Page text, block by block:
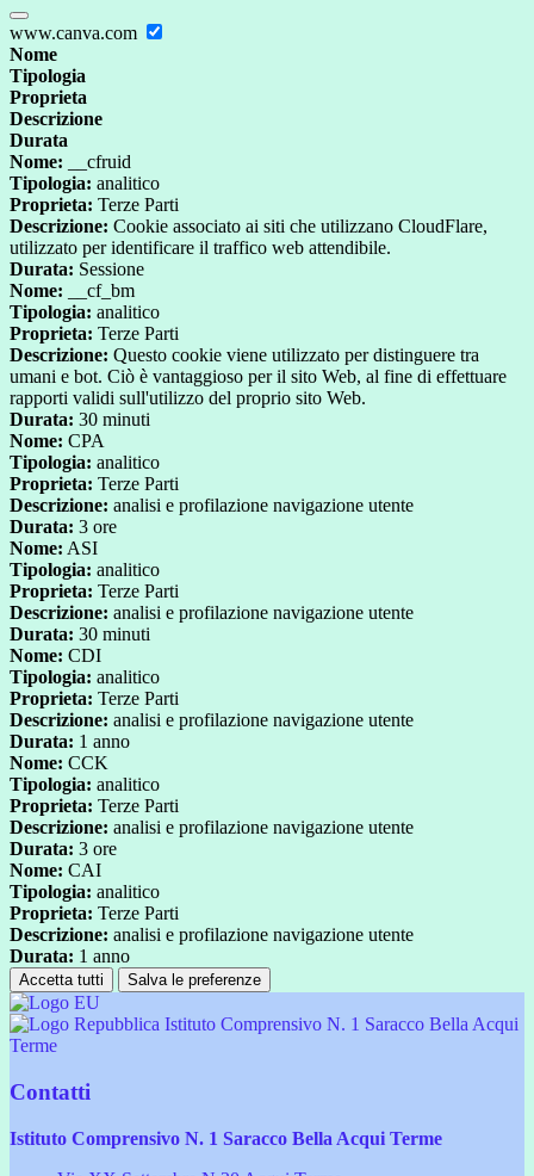
www.canva.com
Nome
Tipologia
Proprieta
Descrizione
Durata
Nome: __cfruid
Tipologia: analitico
Proprieta: Terze Parti
Descrizione: Cookie associato ai siti che utilizzano CloudFlare,
utilizzato per identificare il traffico web attendibile.
Durata: Sessione
Nome: __cf_bm
Tipologia: analitico
Proprieta: Terze Parti
Descrizione: Questo cookie viene utilizzato per distinguere tra
umani e bot. Ciò è vantaggioso per il sito Web, al fine di effettuare
rapporti validi sull'utilizzo del proprio sito Web.
Durata: 30 minuti
Nome: CPA
Tipologia: analitico
Proprieta: Terze Parti
Descrizione: analisi e profilazione navigazione utente
Durata: 3 ore
Nome: ASI
Tipologia: analitico
Proprieta: Terze Parti
Descrizione: analisi e profilazione navigazione utente
Durata: 30 minuti
Nome: CDI
Tipologia: analitico
Proprieta: Terze Parti
Descrizione: analisi e profilazione navigazione utente
Durata: 1 anno
Nome: CCK
Tipologia: analitico
Proprieta: Terze Parti
Descrizione: analisi e profilazione navigazione utente
Durata: 3 ore
Nome: CAI
Tipologia: analitico
Proprieta: Terze Parti
Descrizione: analisi e profilazione navigazione utente
Durata: 1 anno
Accetta tutti Salva le preferenze
Istituto Comprensivo N. 1 Saracco Bella Acqui
Terme
Contatti
Istituto Comprensivo N. 1 Saracco Bella Acqui Terme